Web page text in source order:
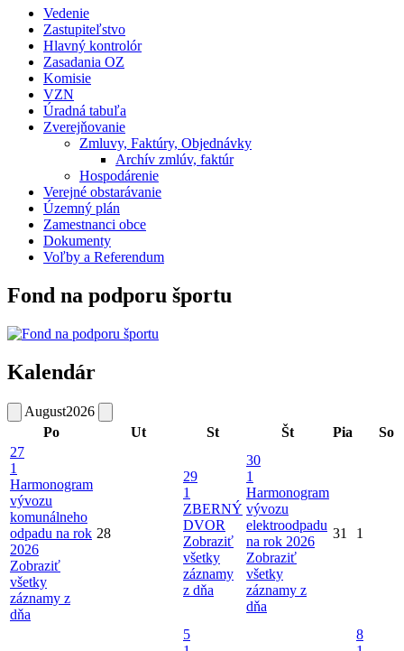
Vedenie
Zastupiteľstvo
Hlavný kontrolór
Zasadania OZ
Komisie
VZN
Úradná tabuľa
Zverejňovanie
Zmluvy, Faktúry, Objednávky
Archív zmlúv, faktúr
Hospodárenie
Verejné obstarávanie
Územný plán
Zamestnanci obce
Dokumenty
Voľby a Referendum
Fond na podporu športu
Kalendár
August2026
Po
Ut St Št Pia
So
27
1
Harmonogram
vývozu
komunálneho
odpadu na rok
2026
Zobraziť
všetky
záznamy z
dňa
28
29
1
ZBERNÝ
DVOR
Zobraziť
všetky
záznamy
z dňa
30
1
Harmonogram
vývozu
elektroodpadu
na rok 2026
Zobraziť
všetky
záznamy z
dňa
31 1
5
8